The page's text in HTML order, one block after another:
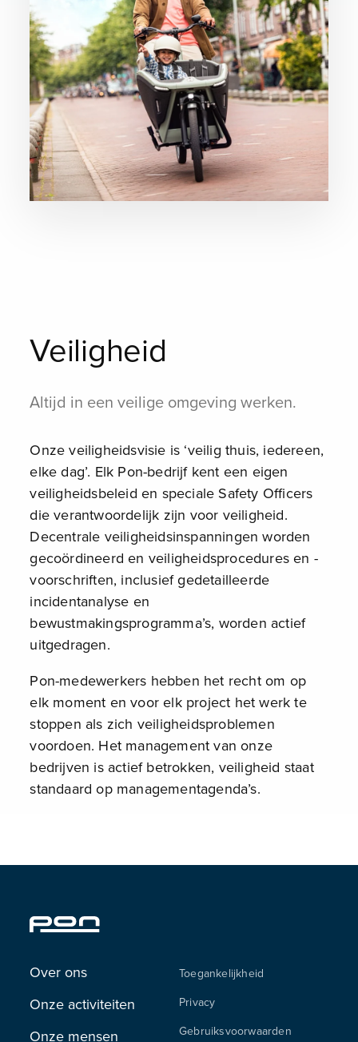
Veiligheid
Altijd in een veilige omgeving werken.
Onze veiligheidsvisie is ‘veilig thuis, iedereen,
elke dag’. Elk Pon-bedrijf kent een eigen
veiligheidsbeleid en speciale Safety Officers
die verantwoordelijk zijn voor veiligheid.
Decentrale veiligheidsinspanningen worden
gecoördineerd en veiligheidsprocedures en -
voorschriften, inclusief gedetailleerde
incidentanalyse en
bewustmakingsprogramma’s, worden actief
uitgedragen.
Pon-medewerkers hebben het recht om op
elk moment en voor elk project het werk te
stoppen als zich veiligheidsproblemen
voordoen. Het management van onze
bedrijven is actief betrokken, veiligheid staat
standaard op managementagenda’s.
Over ons
Onze activiteiten
Onze mensen
Toegankelijkheid
Privacy
Gebruiksvoorwaarden